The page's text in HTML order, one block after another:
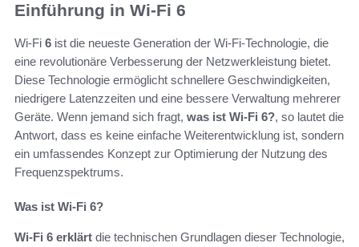
Einführung in Wi-Fi 6
Wi-Fi 6 ist die neueste Generation der Wi-Fi-Technologie, die
eine revolutionäre Verbesserung der Netzwerkleistung bietet.
Diese Technologie ermöglicht schnellere Geschwindigkeiten,
niedrigere Latenzzeiten und eine bessere Verwaltung mehrerer
Geräte. Wenn jemand sich fragt, was ist Wi-Fi 6?, so lautet die
Antwort, dass es keine einfache Weiterentwicklung ist, sondern
ein umfassendes Konzept zur Optimierung der Nutzung des
Frequenzspektrums.
Was ist Wi-Fi 6?
Wi-Fi 6 erklärt die technischen Grundlagen dieser Technologie,